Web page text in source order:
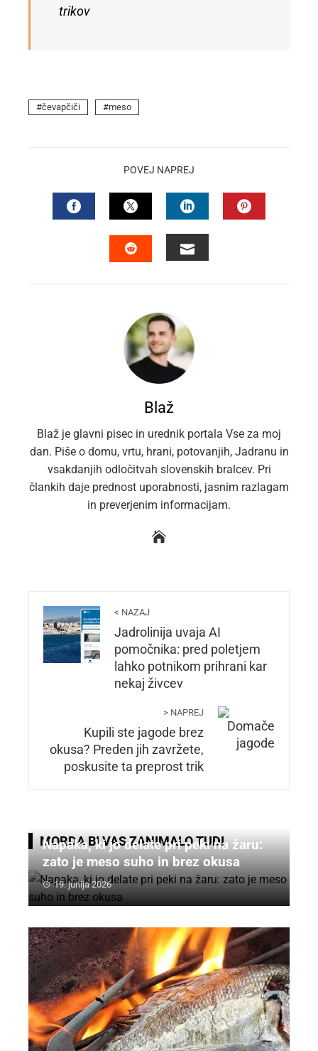
trikov
čevapčiči meso
POVEJ NAPREJ
FACEBOOKTWITTERLINKEDIN
Blaž
Blaž je glavni pisec in urednik portala Vse za moj
dan. Piše o domu, vrtu, hrani, potovanjih, Jadranu in
vsakdanjih odločitvah slovenskih bralcev. Pri
člankih daje prednost uporabnosti, jasnim razlagam
in preverjenim informacijam.
< NAZAJ
Jadrolinija uvaja AI
pomočnika: pred poletjem
lahko potnikom prihrani kar
nekaj živcev
> NAPREJ
Kupili ste jagode brez
okusa? Preden jih zavržete,
poskusite ta preprost trik
MORDA BI VAS ZANIMALO TUDI
Napaka, ki jo delate pri peki na žaru:
zato je meso suho in brez okusa
19. junija 2026